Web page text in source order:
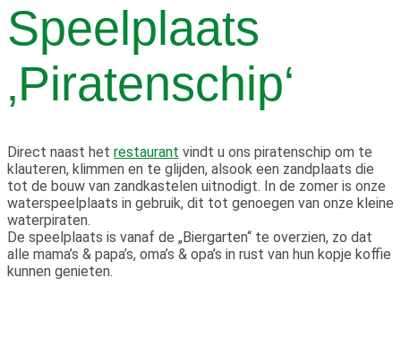
Speelplaats
‚Piratenschip‘
Direct naast het restaurant vindt u ons piratenschip om te
klauteren, klimmen en te glijden, alsook een zandplaats die
tot de bouw van zandkastelen uitnodigt. In de zomer is onze
waterspeelplaats in gebruik, dit tot genoegen van onze kleine
waterpiraten.
De speelplaats is vanaf de „Biergarten“ te overzien, zo dat
alle mama’s & papa’s, oma’s & opa’s in rust van hun kopje koffie
kunnen genieten.